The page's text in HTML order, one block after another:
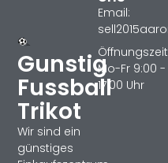
Gunstig
Fussball
Trikot
Wir sind ein
günstiges
Email:
Mo-Fr 9:00 -
17:00 Uhr